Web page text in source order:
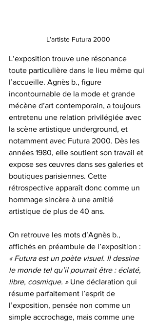
L’artiste Futura 2000
L’exposition trouve une résonance
toute particulière dans le lieu même qui
l’accueille. Agnès b., figure
incontournable de la mode et grande
mécène d’art contemporain, a toujours
entretenu une relation privilégiée avec
la scène artistique underground, et
notamment avec Futura 2000. Dès les
années 1980, elle soutient son travail et
expose ses œuvres dans ses galeries et
boutiques parisiennes. Cette
rétrospective apparaît donc comme un
hommage sincère à une amitié
artistique de plus de 40 ans.
On retrouve les mots d’Agnès b.,
affichés en préambule de l’exposition :
« Futura est un poète visuel. Il dessine
le monde tel qu’il pourrait être : éclaté,
libre, cosmique. » Une déclaration qui
résume parfaitement l’esprit de
l’exposition, pensée non comme un
simple accrochage, mais comme une